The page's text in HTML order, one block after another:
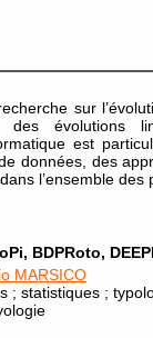
sur
des évolutions
est
données, des
l’ensemble des
BDPRoto,
MARSICO
; statistiques ;